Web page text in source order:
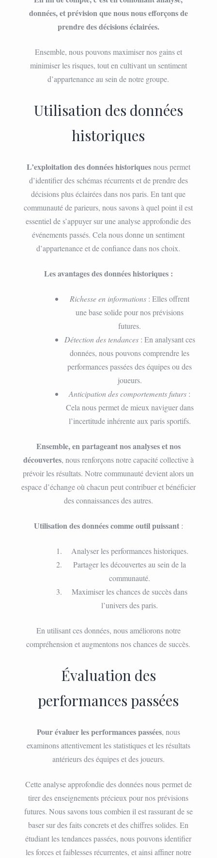
données, et prévision que nous nous efforçons de
prendre des décisions éclairées.
Ensemble, nous pouvons maximiser nos gains et
minimiser les risques, tout en cultivant un sentiment
d’appartenance au sein de notre groupe.
Utilisation des données
historiques
L’exploitation des données historiquesnous permet
d’identifier des schémas récurrents et de prendre des
décisions plus éclairées dans nos paris. En tant que
communauté de parieurs, nous savons à quel point il est
essentiel de s’appuyer sur une analyse approfondie des
événements passés. Cela nous donne un sentiment
d’appartenance et de confiance dans nos choix.
Les avantages des données historiques :
Richesse en informations : Elles offrent
une base solide pour nos prévisions
futures.
Détection des tendances: En analysant ces
données, nous pouvons comprendre les
performances passées des équipes ou des
joueurs.
Anticipation des comportements futurs :
Cela nous permet de mieux naviguer dans
l’incertitude inhérente aux paris sportifs.
Ensemble, en partageant nos analyses et nos
découvertes, nous renforçons notre capacité collective à
prévoir les résultats. Notre communauté devient alors un
espace d’échange où chacun peut contribuer et bénéficier
des connaissances des autres.
Utilisation des données comme outil puissant:
Analyser les performances historiques.
Partager les découvertes au sein de la
communauté.
Maximiser les chances de succès dans
l’univers des paris.
En utilisant ces données, nous améliorons notre
compréhension et augmentons nos chances de succès.
Évaluation des
performances passées
Pour évaluer les performances passées, nous
examinons attentivement les statistiques et les résultats
antérieurs des équipes et des joueurs.
Cette analyse approfondie des données nous permet de
tirer des enseignements précieux pour nos prévisions
futures. Nous savons tous combien il est rassurant de se
baser sur des faits concrets et des chiffres solides. En
étudiant les tendances passées, nous pouvons identifier
les forces et faiblesses récurrentes, et ainsi affiner notre